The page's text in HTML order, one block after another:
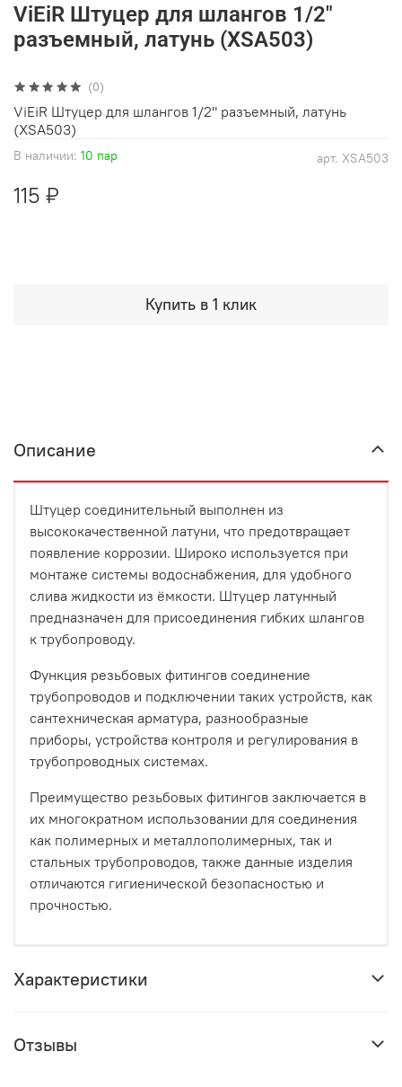
(0)
арт. XSA503
В наличии: 10 пар
ViEiR Штуцер для шлангов 1/2"
разъемный, латунь (XSA503)
115 ₽
Купить в 1 клик
ViEiR Штуцер для шлангов 1/2" разъемный, латунь
(XSA503)
Описание
Штуцер соединительный выполнен из
высококачественной латуни, что предотвращает
появление коррозии. Широко используется при
монтаже системы водоснабжения, для удобного
слива жидкости из ёмкости. Штуцер латунный
предназначен для присоединения гибких шлангов
к трубопроводу.
Функция резьбовых фитингов соединение
трубопроводов и подключении таких устройств, как
сантехническая арматура, разнообразные
приборы, устройства контроля и регулирования в
трубопроводных системах.
Преимущество резьбовых фитингов заключается в
их многократном использовании для соединения
как полимерных и металлополимерных, так и
стальных трубопроводов, также данные изделия
отличаются гигиенической безопасностью и
прочностью.
Характеристики
Отзывы